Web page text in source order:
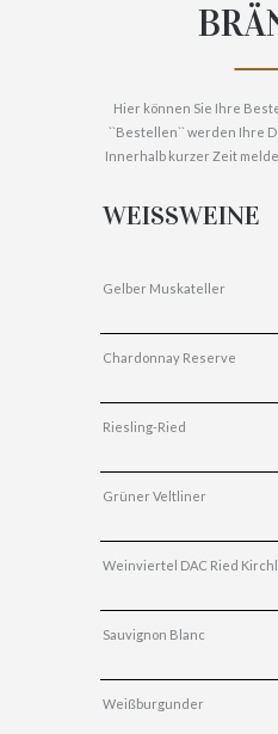
Hier können Sie Ihre
``Bestellen`` werden Ihre
Innerhalb kurzer Zeit
WEISSWEINE
Gelber Muskateller
Chardonnay Reserve
Riesling-Ried
Grüner Veltliner
Weinviertel DAC Ried
Sauvignon Blanc
Weißburgunder